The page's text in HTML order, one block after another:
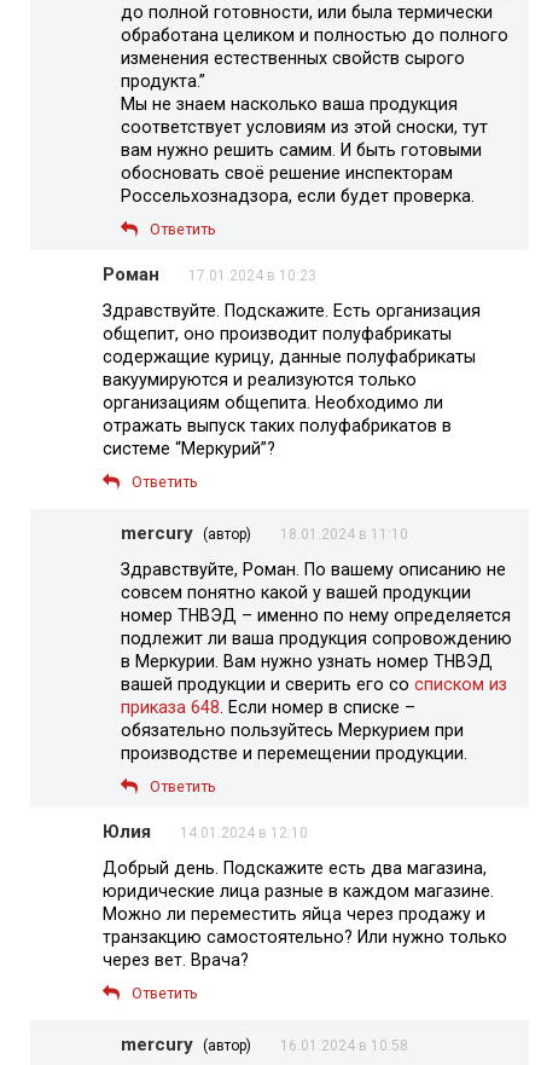
до полной готовности, или была термически
обработана целиком и полностью до полного
изменения естественных свойств сырого
продукта.”
Мы не знаем насколько ваша продукция
соответствует условиям из этой сноски, тут
вам нужно решить самим. И быть готовыми
обосновать своё решение инспекторам
Россельхознадзора, если будет проверка.
Ответить
Роман 17.01.2024 в 10:23
Здравствуйте. Подскажите. Есть организация
общепит, оно производит полуфабрикаты
содержащие курицу, данные полуфабрикаты
вакуумируются и реализуются только
организациям общепита. Необходимо ли
отражать выпуск таких полуфабрикатов в
системе “Меркурий”?
Ответить
mercury (автор) 18.01.2024 в 11:10
Здравствуйте, Роман. По вашему описанию не
совсем понятно какой у вашей продукции
номер ТНВЭД – именно по нему определяется
подлежит ли ваша продукция сопровождению
в Меркурии. Вам нужно узнать номер ТНВЭД
вашей продукции и сверить его со списком из
приказа 648 . Если номер в списке –
обязательно пользуйтесь Меркурием при
производстве и перемещении продукции.
Ответить
Юлия 14.01.2024 в 12:10
Добрый день. Подскажите есть два магазина,
юридические лица разные в каждом магазине.
Можно ли переместить яйца через продажу и
транзакцию самостоятельно? Или нужно только
через вет. Врача?
Ответить
mercury (автор) 16.01.2024 в 10:58